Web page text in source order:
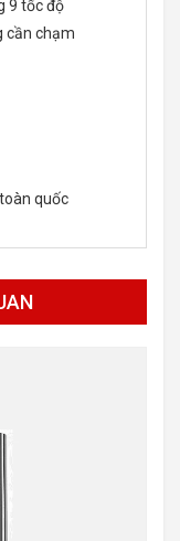
9 tốc độ
cần chạm
quốc